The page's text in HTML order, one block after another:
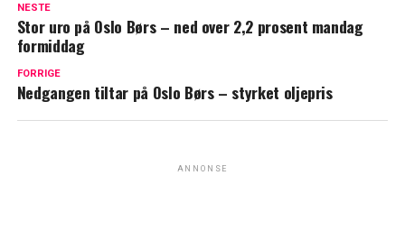
NESTE
Stor uro på Oslo Børs – ned over 2,2 prosent mandag
formiddag
FORRIGE
Nedgangen tiltar på Oslo Børs – styrket oljepris
ANNONSE